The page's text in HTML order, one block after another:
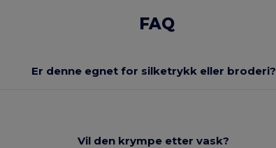
FAQ
Er denne egnet for silketrykk eller broderi?
Vil den krympe etter vask?